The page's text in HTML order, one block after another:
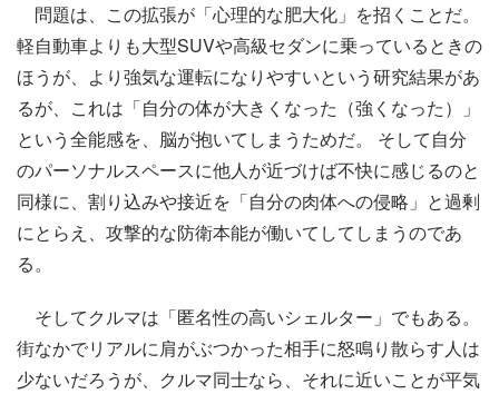
問題は、この拡張が「心理的な肥大化」を招くことだ。
軽自動車よりも大型SUVや高級セダンに乗っているときの
ほうが、より強気な運転になりやすいという研究結果があ
るが、これは「自分の体が大きくなった（強くなった）」
という全能感を、脳が抱いてしまうためだ。 そして自分
のパーソナルスペースに他人が近づけば不快に感じるのと
同様に、割り込みや接近を「自分の肉体への侵略」と過剰
にとらえ、攻撃的な防衛本能が働いてしてしまうのであ
る。
そしてクルマは「匿名性の高いシェルター」でもある。
街なかでリアルに肩がぶつかった相手に怒鳴り散らす人は
少ないだろうが、クルマ同士なら、それに近いことが平気